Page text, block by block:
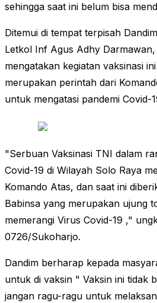
sehingga saat ini belum bisa
Ditemui di tempat terpisah
Letkol Inf Agus Adhy Darmawan,
mengatakan kegiatan vaksinasi
merupakan perintah dari
untuk mengatasi pandemi Covid-
"Serbuan Vaksinasi TNI dalam
Covid-19 di Wilayah Solo Raya
Komando Atas, dan saat ini
Babinsa yang merupakan ujung
memerangi Virus Covid-19 ,"
0726/Sukoharjo.
Dandim berharap kepada
untuk di vaksin " Vaksin ini tidak
jangan ragu-ragu untuk